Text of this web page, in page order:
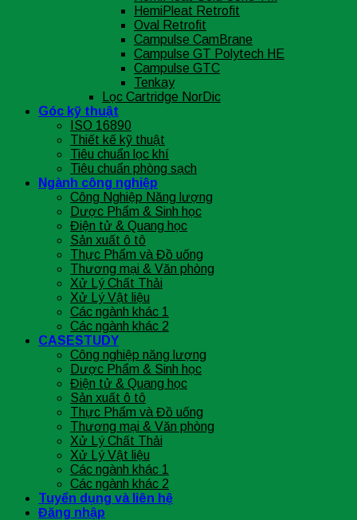
HemiPleat Retrofit
Oval Retrofit
Campulse CamBrane
Campulse GT Polytech HE
Campulse GTC
Tenkay
Lọc Cartridge NorDic
Góc kỹ thuật
ISO 16890
Thiết kế kỹ thuật
Tiêu chuẩn lọc khí
Tiêu chuẩn phòng sạch
Ngành công nghiệp
Công Nghiệp Năng lượng
Dược Phẩm & Sinh học
Điện tử & Quang học
Sản xuất ô tô
Thực Phẩm và Đồ uống
Thương mại & Văn phòng
Xử Lý Chất Thải
Xử Lý Vật liệu
Các ngành khác 1
Các ngành khác 2
CASESTUDY
Công nghiệp năng lượng
Dược Phẩm & Sinh học
Điện tử & Quang học
Sản xuất ô tô
Thực Phẩm và Đồ uống
Thương mại & Văn phòng
Xử Lý Chất Thải
Xử Lý Vật liệu
Các ngành khác 1
Các ngành khác 2
Tuyển dụng và liên hệ
Đăng nhập